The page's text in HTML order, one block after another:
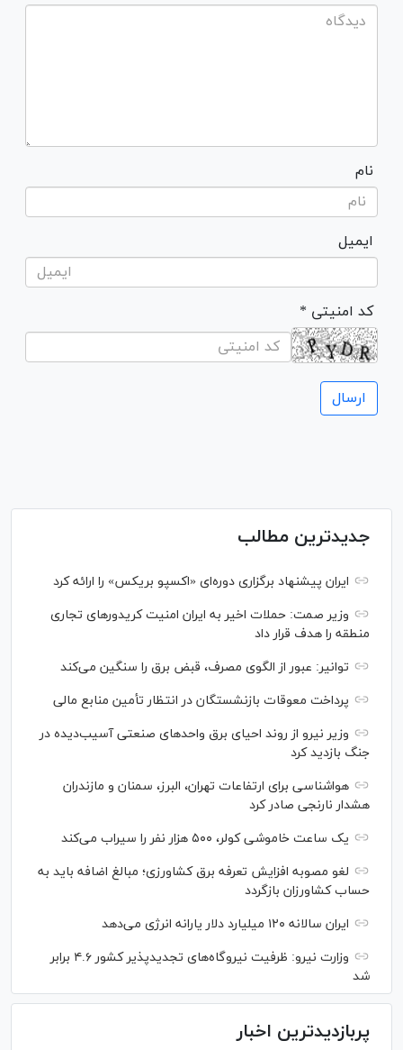
نام
ایمیل
* کد امنیتی
جدیدترین مطالب
ایران پیشنهاد برگزاری دوره‌ای «اکسپو بریکس» را ارائه کرد
وزیر صمت: حملات اخیر به ایران امنیت کریدورهای تجاری
منطقه را هدف قرار داد
توانیر: عبور از الگوی مصرف، قبض برق را سنگین می‌کند
پرداخت معوقات بازنشستگان در انتظار تأمین منابع مالی
وزیر نیرو از روند احیای برق واحدهای صنعتی آسیب‌دیده در
جنگ بازدید کرد
هواشناسی برای ارتفاعات تهران، البرز، سمنان و مازندران
هشدار نارنجی صادر کرد
یک ساعت خاموشی کولر، ۵۰۰ هزار نفر را سیراب می‌کند
لغو مصوبه افزایش تعرفه برق کشاورزی؛ مبالغ اضافه باید به
حساب کشاورزان بازگردد
ایران سالانه ۱۲۰ میلیارد دلار یارانه انرژی می‌دهد
وزارت نیرو: ظرفیت نیروگاه‌های تجدیدپذیر کشور ۴.۶ برابر
شد
پربازدیدترین اخبار